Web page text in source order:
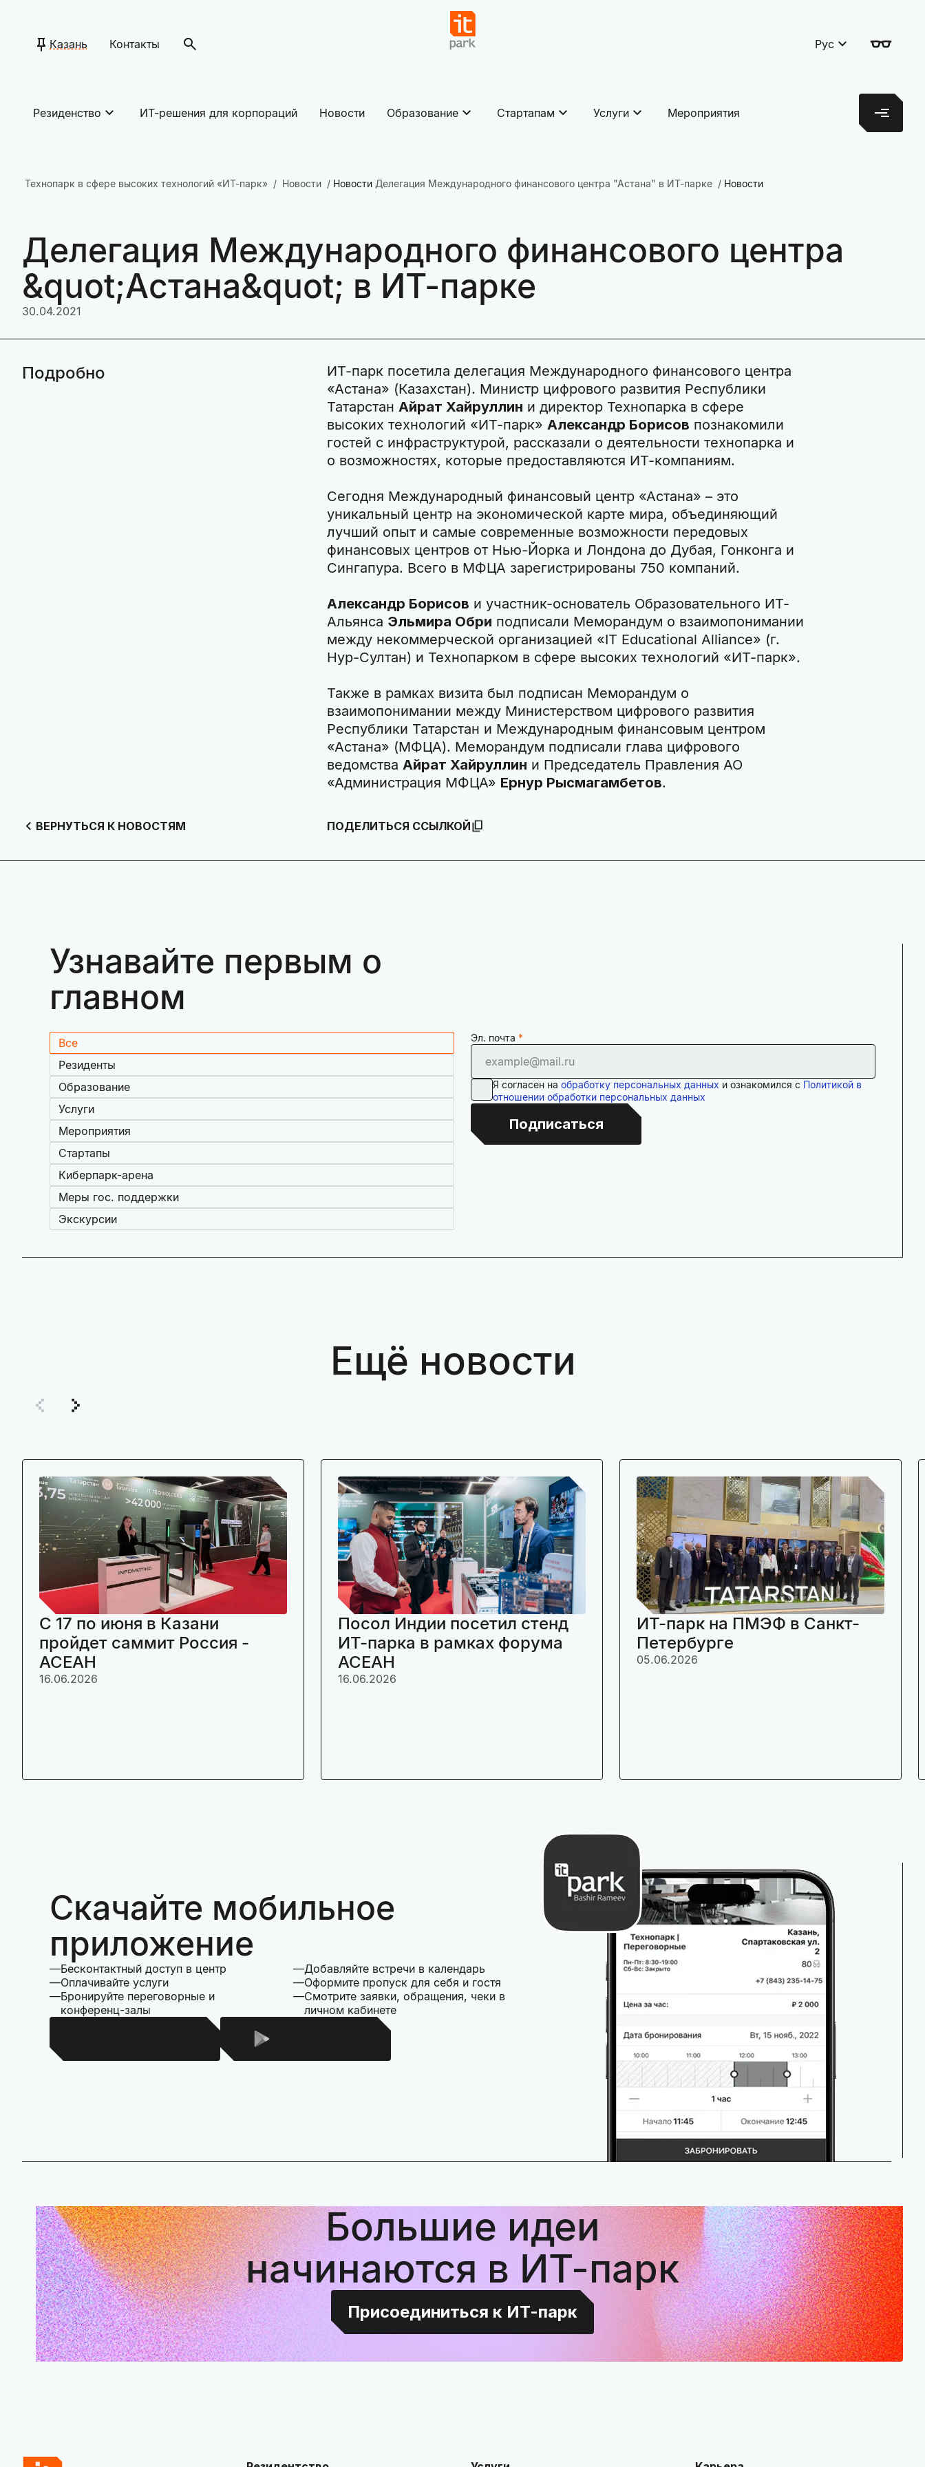
Казань Контакты Рус
Резиденство ИТ-решения для корпораций Новости Образование Стартапам Услуги Мероприятия
Технопарк в сфере высоких технологий «ИТ-парк» Новости Новости Делегация Международного финансового центра "Астана" в ИТ-парке Новости
Делегация Международного финансового центра
&quot;Астана&quot; в ИТ-парке
30.04.2021
Подробно
ИТ-парк посетила делегация Международного финансового центра
«Астана» (Казахстан). Министр цифрового развития Республики
Татарстан Айрат Хайруллин и директор Технопарка в сфере
высоких технологий «ИТ-парк» Александр Борисов познакомили
гостей с инфраструктурой, рассказали о деятельности технопарка и
о возможностях, которые предоставляются ИТ-компаниям.
Сегодня Международный финансовый центр «Астана» – это
уникальный центр на экономической карте мира, объединяющий
лучший опыт и самые современные возможности передовых
финансовых центров от Нью-Йорка и Лондона до Дубая, Гонконга и
Сингапура. Всего в МФЦА зарегистрированы 750 компаний.
Александр Борисов и участник-основатель Образовательного ИТ-
Альянса Эльмира Обри подписали Меморандум о взаимопонимании
между некоммерческой организацией «IT Educational Alliance» (г.
Нур-Султан) и Технопарком в сфере высоких технологий «ИТ-парк».
Также в рамках визита был подписан Меморандум о
взаимопонимании между Министерством цифрового развития
Республики Татарстан и Международным финансовым центром
«Астана» (МФЦА). Меморандум подписали глава цифрового
ведомства Айрат Хайруллин и Председатель Правления АО
«Администрация МФЦА» Ернур Рысмагамбетов.
ВЕРНУТЬСЯ К НОВОСТЯМ ПОДЕЛИТЬСЯ ССЫЛКОЙ
Узнавайте первым о
главном
Все
Резиденты
Образование
Услуги
Мероприятия
Стартапы
Киберпарк-арена
Меры гос. поддержки
Экскурсии
Эл. почта
Я согласен на обработку персональных данных и ознакомился с Политикой в
отношении обработки персональных данных
Подписаться
Ещё новости
C 17 по июня в Казани
пройдет саммит Россия -
АСЕАН
16.06.2026
Посол Индии посетил стенд
ИТ-парка в рамках форума
АСЕАН
16.06.2026
ИТ-парк на ПМЭФ в Санкт-
Петербурге
05.06.2026
Скачайте мобильное
приложение
Бесконтактный доступ в центр
Оплачивайте услуги
Бронируйте переговорные и
конференц-залы
Добавляйте встречи в календарь
Оформите пропуск для себя и гостя
Смотрите заявки, обращения, чеки в
личном кабинете
Большие идеи
начинаются в ИТ-парк
Присоединиться к ИТ-парк